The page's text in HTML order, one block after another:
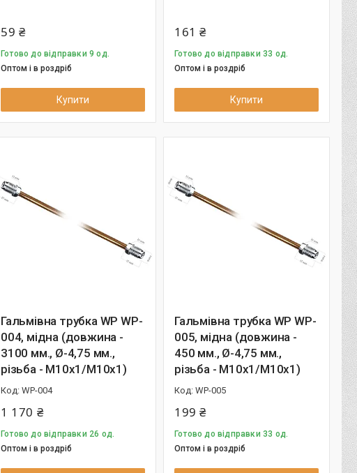
59 ₴
Готово до відправки 9 од.
Оптом і в роздріб
Купити
161 ₴
Готово до відправки 33 од.
Оптом і в роздріб
Купити
Гальмівна трубка WP WP-
004, мідна (довжина -
3100 мм., Ø-4,75 мм.,
різьба - М10х1/М10х1)
WP-004
1 170 ₴
Готово до відправки 26 од.
Оптом і в роздріб
Гальмівна трубка WP WP-
005, мідна (довжина -
450 мм., Ø-4,75 мм.,
різьба - М10х1/М10х1)
WP-005
199 ₴
Готово до відправки 33 од.
Оптом і в роздріб